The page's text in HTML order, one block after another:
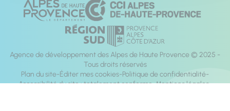
Agence de développement des Alpes de Haute Provence © 2025 -
Tous droits réservés
Plan du site Éditer mes cookies Politique de confidentialité
Accessibilité du site : totalement conforme Mentions légales